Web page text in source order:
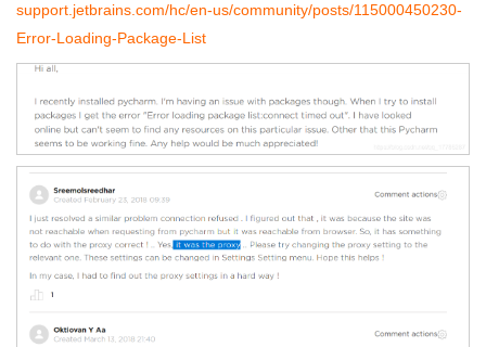
support.jetbrains.com/hc/en-us/community/posts/115000450230-
Error-Loading-Package-List